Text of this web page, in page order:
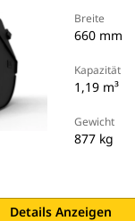
Breite
660 mm
Kapazität
1,19 m³
Gewicht
877 kg
Details Anzeigen